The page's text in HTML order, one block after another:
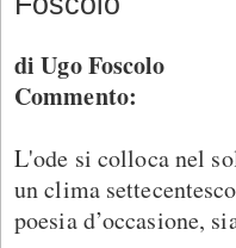
di Ugo Foscolo
Commento:
L'ode si colloca nel
un clima
poesia d’occasione,